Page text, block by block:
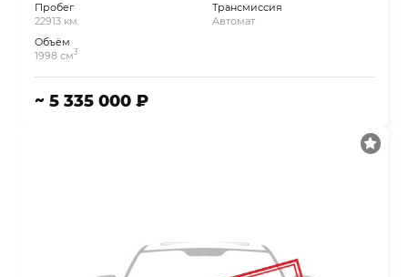
Пробег
22913 км.
Объём
1998 см3
Трансмиссия
Автомат
~ 5 335 000 ₽